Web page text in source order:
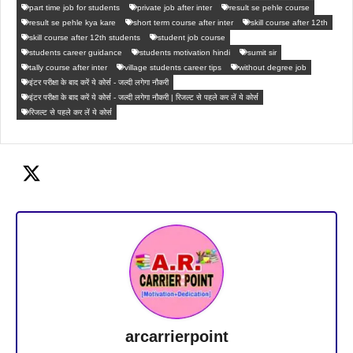
part time job for students
private job after inter
result se pehle course
result se pehle kya kare
short term course after inter
skill course after 12th
skill course after 12th students
student job course
students career guidance
students motivation hindi
sumit sir
tally course after inter
village students career tips
without degree job
इंटर परीक्षा के बाद करें ये कोर्स - जल्दी लगेगा नौकरी
इंटर परीक्षा के बाद करें ये कोर्स - जल्दी लगेगा नौकरी | रिजल्ट से पहले कर लें ये कोर्स
रिजल्ट से पहले कर लें ये कोर्स
arcarrierpoint